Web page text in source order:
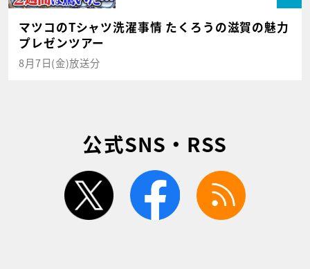
マツコのTシャツ洗濯事情 たくろうの滋賀の魅力
プレゼンツアー
8月7日(金)放送分
公式SNS・RSS
twitter facebook